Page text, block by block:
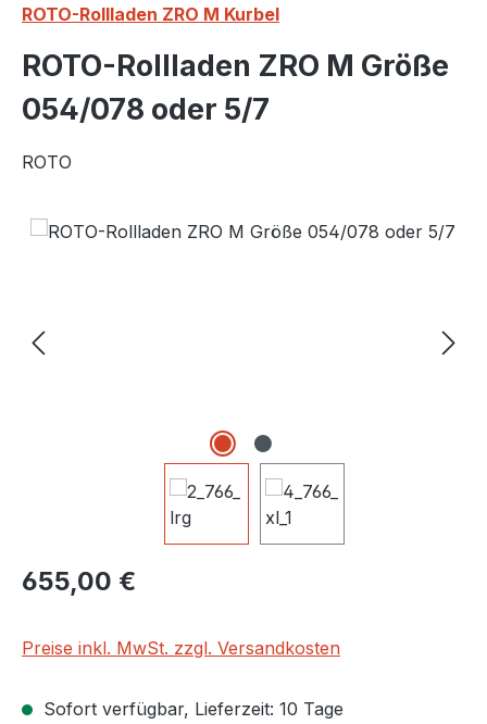
ROTO-Rollladen ZRO M Kurbel
ROTO-Rollladen ZRO M Größe
054/078 oder 5/7
ROTO
Bildergalerie überspringen
Regulärer Preis:
655,00 €
Preise inkl. MwSt. zzgl. Versandkosten
Sofort verfügbar, Lieferzeit: 10 Tage